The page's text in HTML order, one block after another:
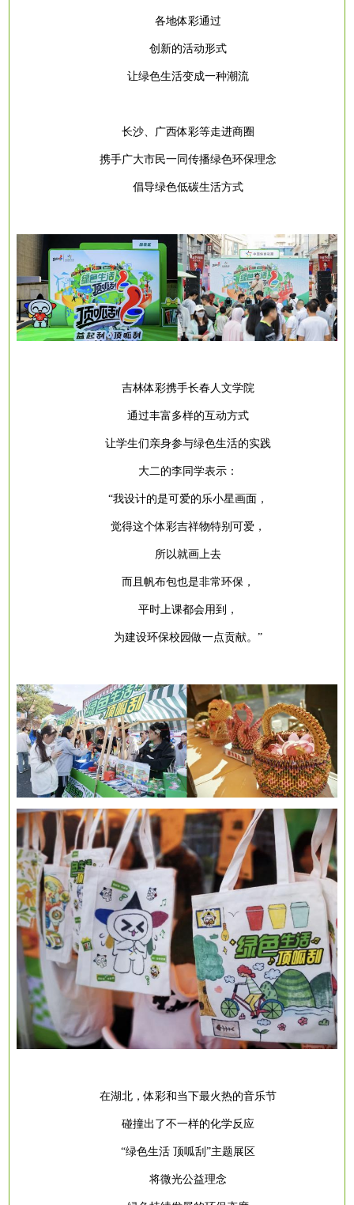
各地体彩通过
创新的活动形式
让绿色生活变成一种潮流
长沙、广西体彩等走进商圈
携手广大市民一同传播绿色环保理念
倡导绿色低碳生活方式
吉林体彩携手长春人文学院
通过丰富多样的互动方式
让学生们亲身参与绿色生活的实践
大二的李同学表示：
“我设计的是可爱的乐小星画面，
觉得这个体彩吉祥物特别可爱，
所以就画上去
而且帆布包也是非常环保，
平时上课都会用到，
为建设环保校园做一点贡献。 ”
在湖北，体彩和当下最火热的音乐节
碰撞出了不一样的化学反应
“绿色生活 顶呱刮”主题展区
将微光公益理念